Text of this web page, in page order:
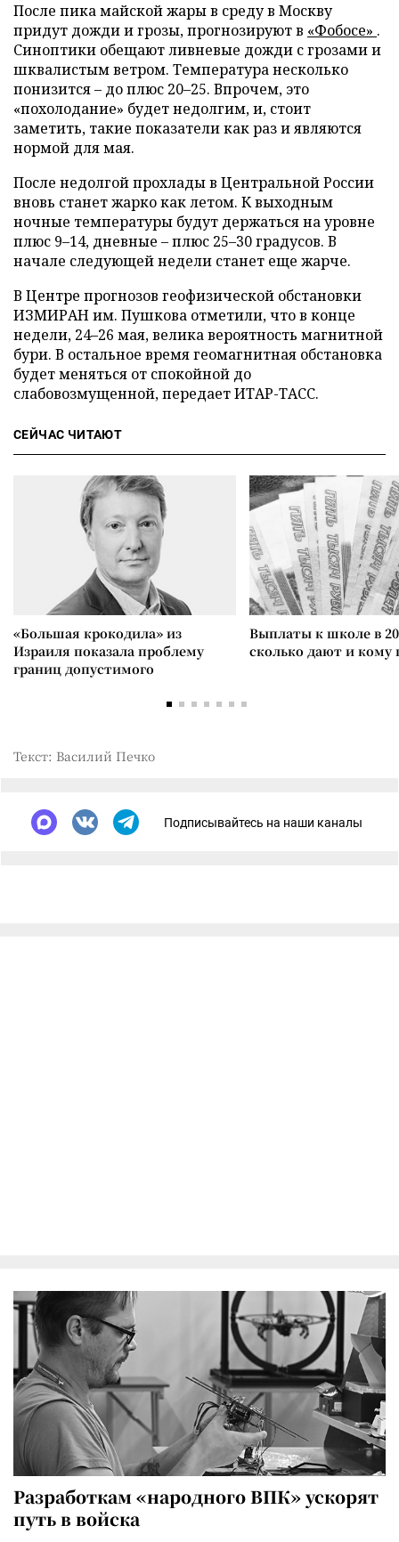
После пика майской жары в среду в Москву
придут дожди и грозы, прогнозируют в «Фобосе» .
Синоптики обещают ливневые дожди с грозами и
шквалистым ветром. Температура несколько
понизится – до плюс 20–25. Впрочем, это
«похолодание» будет недолгим, и, стоит
заметить, такие показатели как раз и являются
нормой для мая.
После недолгой прохлады в Центральной России
вновь станет жарко как летом. К выходным
ночные температуры будут держаться на уровне
плюс 9–14, дневные – плюс 25–30 градусов. В
начале следующей недели станет еще жарче.
В Центре прогнозов геофизической обстановки
ИЗМИРАН им. Пушкова отметили, что в конце
недели, 24–26 мая, велика вероятность магнитной
бури. В остальное время геомагнитная обстановка
будет меняться от спокойной до
слабовозмущенной, передает ИТАР-ТАСС.
СЕЙЧАС ЧИТАЮТ
«Большая крокодила» из
Израиля показала проблему
границ допустимого
Выплаты к школе в
сколько дают и
Текст: Василий Печко
Подписывайтесь на наши каналы
Разработкам «народного ВПК» ускорят
путь в войска